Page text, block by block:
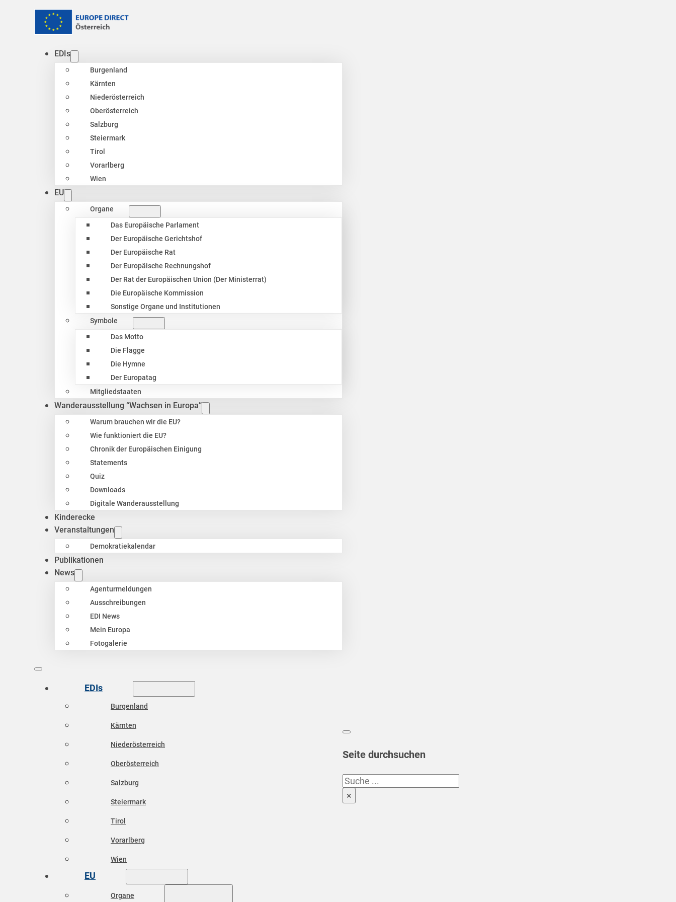
EDIs
Burgenland
Kärnten
Niederösterreich
Oberösterreich
Salzburg
Steiermark
Tirol
Vorarlberg
Wien
EU
Organe
Das Europäische Parlament
Der Europäische Gerichtshof
Der Europäische Rat
Der Europäische Rechnungshof
Der Rat der Europäischen Union (Der Ministerrat)
Die Europäische Kommission
Sonstige Organe und Institutionen
Symbole
Das Motto
Die Flagge
Die Hymne
Der Europatag
Mitgliedstaaten
Wanderausstellung “Wachsen in Europa”
Warum brauchen wir die EU?
Wie funktioniert die EU?
Chronik der Europäischen Einigung
Statements
Quiz
Downloads
Digitale Wanderausstellung
Kinderecke
Veranstaltungen
Demokratiekalendar
Publikationen
News
Agenturmeldungen
Ausschreibungen
EDI News
Mein Europa
Fotogalerie
EDIs
Burgenland
Kärnten
Niederösterreich
Oberösterreich
Salzburg
Steiermark
Tirol
Vorarlberg
Wien
EU
Organe
Seite durchsuchen
Suchen
×